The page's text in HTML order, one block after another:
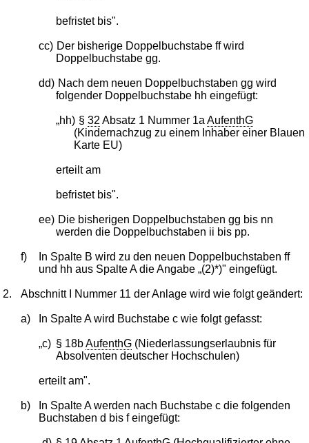
befristet bis".
cc) Der bisherige Doppelbuchstabe ff wird
Doppelbuchstabe gg.
dd) Nach dem neuen Doppelbuchstaben gg wird
folgender Doppelbuchstabe hh eingefügt:
„hh) §32 Absatz 1 Nummer 1aAufenthG
(Kindernachzug zu einem Inhaber einer Blauen
Karte EU)
erteilt am
befristet bis".
ee) Die bisherigen Doppelbuchstaben gg bis nn
werden die Doppelbuchstaben ii bis pp.
f)
In Spalte B wird zu den neuen Doppelbuchstaben ff
und hh aus Spalte A die Angabe „(2)*)" eingefügt.
2. Abschnitt I Nummer 11 der Anlage wird wie folgt geändert:
a) In Spalte A wird Buchstabe c wie folgt gefasst:
„c) § 18bAufenthG (Niederlassungserlaubnis für
Absolventen deutscher Hochschulen)
erteilt am".
b)
In Spalte A werden nach Buchstabe c die folgenden
Buchstaben d bis f eingefügt: